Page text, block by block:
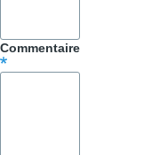
&
Commentaire